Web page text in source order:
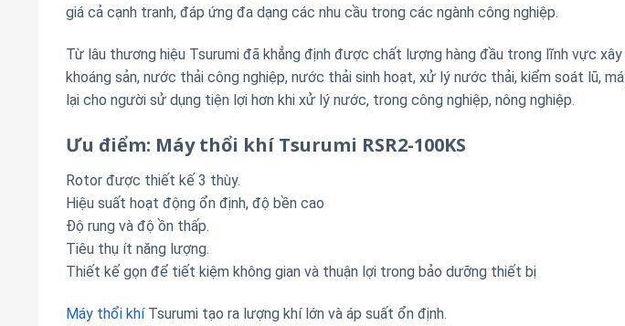
giá cả cạnh tranh, đáp ứng đa dạng các nhu cầu trong các ngành công nghiệp.
Từ lâu thương hiệu Tsurumi đã khẳng định được chất lượng hàng đầu trong lĩnh vực
khoáng sản, nước thải công nghiệp, nước thải sinh hoạt, xử lý nước thải, kiểm soát lũ,
lại cho người sử dụng tiện lợi hơn khi xử lý nước, trong công nghiệp, nông nghiệp.
Ưu điểm: Máy thổi khí Tsurumi RSR2-100KS
Rotor được thiết kế 3 thùy.
Hiệu suất hoạt động ổn định, độ bền cao
Độ rung và độ ồn thấp.
Tiêu thụ ít năng lượng.
Thiết kế gọn để tiết kiệm không gian và thuận lợi trong bảo dưỡng thiết bị
Máy thổi khíTsurumi tạo ra lượng khí lớn và áp suất ổn định.